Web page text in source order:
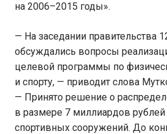
на 2006–2015 годы».
— На заседании правительства
обсуждались вопросы
целевой программы по
и спорту, — приводит слова
— Принято решение о
в размере 7 миллиардов рублей
спортивных сооружений. До